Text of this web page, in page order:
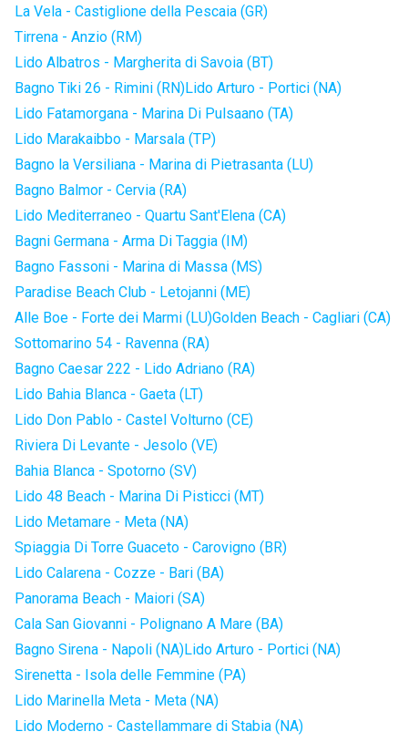
La Vela - Castiglione della Pescaia (GR)
Tirrena - Anzio (RM)
Lido Albatros - Margherita di Savoia (BT)
Bagno Tiki 26 - Rimini (RN)Lido Arturo - Portici (NA)
Lido Fatamorgana - Marina Di Pulsaano (TA)
Lido Marakaibbo - Marsala (TP)
Bagno la Versiliana - Marina di Pietrasanta (LU)
Bagno Balmor - Cervia (RA)
Lido Mediterraneo - Quartu Sant'Elena (CA)
Bagni Germana - Arma Di Taggia (IM)
Bagno Fassoni - Marina di Massa (MS)
Paradise Beach Club - Letojanni (ME)
Alle Boe - Forte dei Marmi (LU)Golden Beach - Cagliari (CA)
Sottomarino 54 - Ravenna (RA)
Bagno Caesar 222 - Lido Adriano (RA)
Lido Bahia Blanca - Gaeta (LT)
Lido Don Pablo - Castel Volturno (CE)
Riviera Di Levante - Jesolo (VE)
Bahia Blanca - Spotorno (SV)
Lido 48 Beach - Marina Di Pisticci (MT)
Lido Metamare - Meta (NA)
Spiaggia Di Torre Guaceto - Carovigno (BR)
Lido Calarena - Cozze - Bari (BA)
Panorama Beach - Maiori (SA)
Cala San Giovanni - Polignano A Mare (BA)
Bagno Sirena - Napoli (NA)Lido Arturo - Portici (NA)
Sirenetta - Isola delle Femmine (PA)
Lido Marinella Meta - Meta (NA)
Lido Moderno - Castellammare di Stabia (NA)